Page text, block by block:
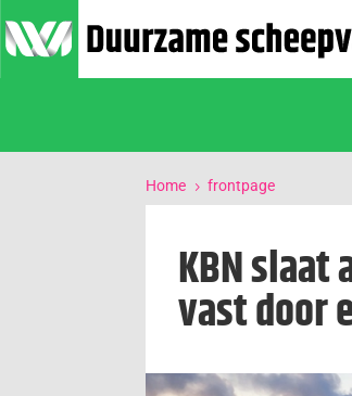
Home 5 frontpage
KBN
vast door